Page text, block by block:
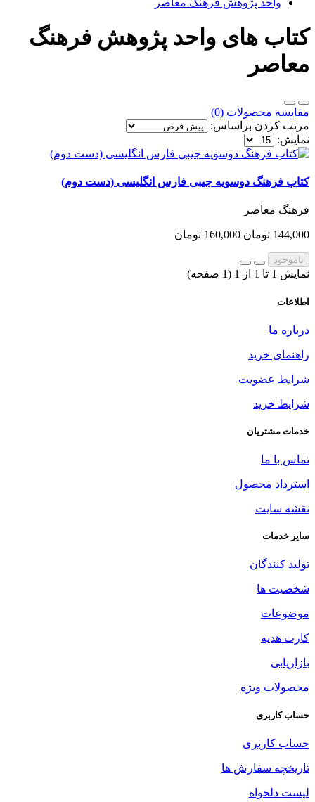
واحد پژوهش فرهنگ معاصر
کتاب های واحد پژوهش فرهنگ
معاصر
مقایسه محصولات (0)
مرتب کردن براساس:
نمایش:
کتاب فرهنگ دوسویه جیبی فارس انگلیسی (دست دوم)
فرهنگ معاصر
144,000 تومان 160,000 تومان
ناموجود
نمایش 1 تا 1 از 1 (1 صفحه)
اطلاعات
درباره ما
راهنمای خرید
شرایط عضویت
شرایط خرید
خدمات مشتریان
تماس با ما
استرداد محصول
نقشه سایت
سایر خدمات
تولید کنندگان
شخصیت ها
موضوعات
کارت هدیه
بازاریابی
محصولات ویژه
حساب کاربری
حساب کاربری
تاریخچه سفارش ها
لیست دلخواه